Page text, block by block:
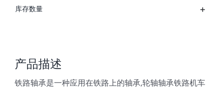
库存数量
产品描述
铁路轴承是一种应用在铁路上的轴承,轮轴轴承铁路机车